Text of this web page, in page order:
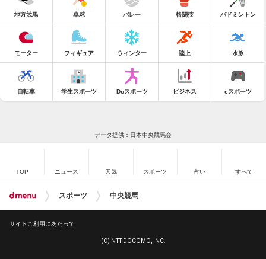
地方競馬 卓球 バレー 格闘技 バドミントン
モーター フィギュア ウィンター 陸上 水泳
自転車 学生スポーツ Doスポーツ ビジネス eスポーツ
データ提供：日本中央競馬会
TOP ニュース 天気 スポーツ 占い すべて
スポーツ 中央競馬
サイトご利用にあたって
(C) NTT DOCOMO, INC.